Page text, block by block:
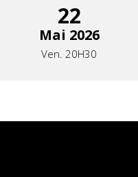
22
Mai 2026
Ven. 20H30